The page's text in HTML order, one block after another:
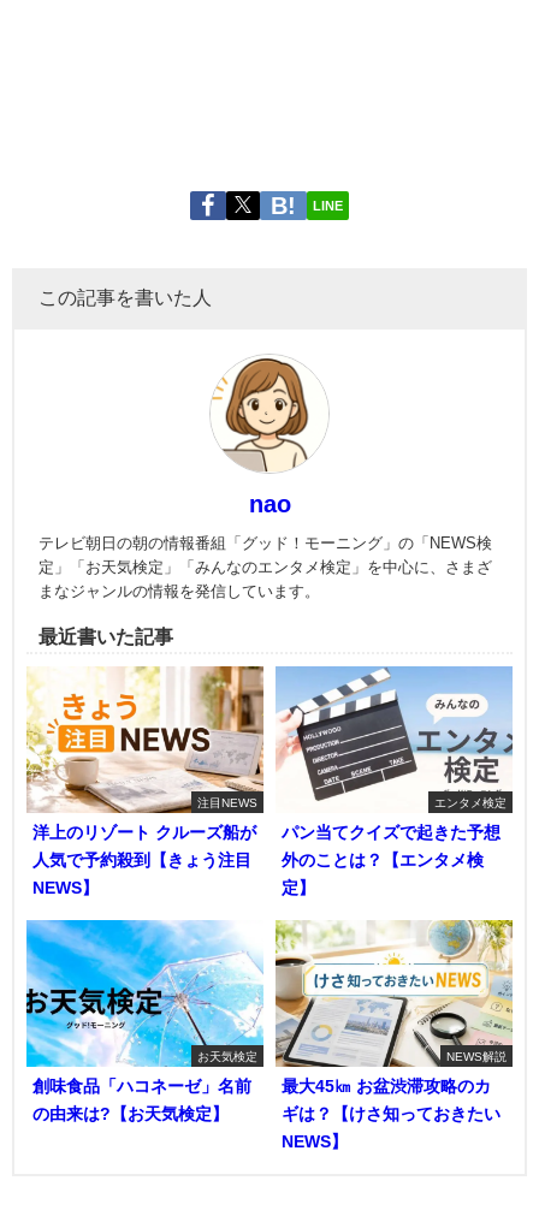
LINE
この記事を書いた人
nao
テレビ朝日の朝の情報番組「グッド！モーニング」の「NEWS検
定」「お天気検定」「みんなのエンタメ検定」を中心に、さまざ
まなジャンルの情報を発信しています。
最近書いた記事
注目NEWS
洋上のリゾート クルーズ船が
人気で予約殺到【きょう注目
NEWS】
エンタメ検定
パン当てクイズで起きた予想
外のことは？【エンタメ検
定】
お天気検定
創味食品「ハコネーゼ」名前
の由来は?【お天気検定】
NEWS解説
最大45㎞ お盆渋滞攻略のカ
ギは？【けさ知っておきたい
NEWS】